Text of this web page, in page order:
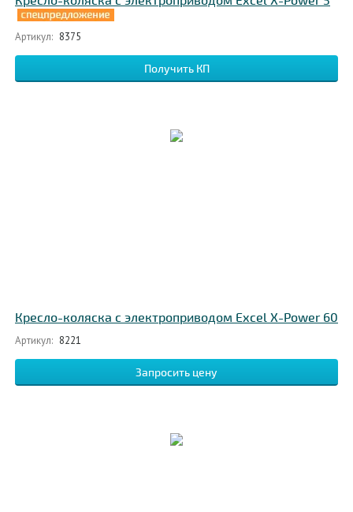
Артикул: 8375
Получить КП
Кресло-коляска с электроприводом Excel X-Power 60
Артикул: 8221
Запросить цену